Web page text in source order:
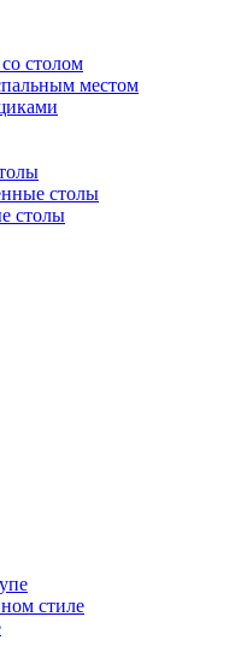
столом
местом
столы
столы
стиле